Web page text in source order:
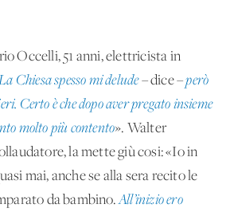
Occelli, 51 anni, elettricista in
Chiesa spesso mi delude– dice –però
Certo è che dopo aver pregato insieme
molto più contento». Walter
la mette giù cosi: «Io in
mai, anche se alla sera recito le
da bambino.All’inizio ero